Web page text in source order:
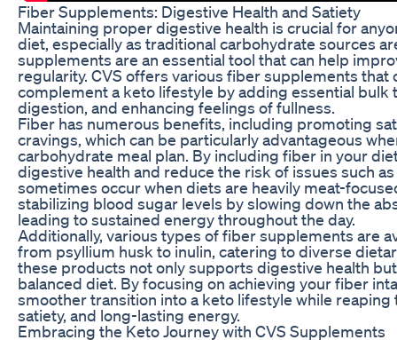
Fiber Supplements: Digestive Health and Satiety
Maintaining proper digestive health is crucial for
diet, especially as traditional carbohydrate sources
supplements are an essential tool that can help
regularity. CVS offers various fiber supplements that
complement a keto lifestyle by adding essential bulk
digestion, and enhancing feelings of fullness.
Fiber has numerous benefits, including promoting
cravings, which can be particularly advantageous
carbohydrate meal plan. By including fiber in your
digestive health and reduce the risk of issues such
sometimes occur when diets are heavily meat-
stabilizing blood sugar levels by slowing down the
leading to sustained energy throughout the day.
Additionally, various types of fiber supplements are
from psyllium husk to inulin, catering to diverse
these products not only supports digestive health
balanced diet. By focusing on achieving your fiber
smoother transition into a keto lifestyle while
satiety, and long-lasting energy.
Embracing the Keto Journey with CVS Supplements